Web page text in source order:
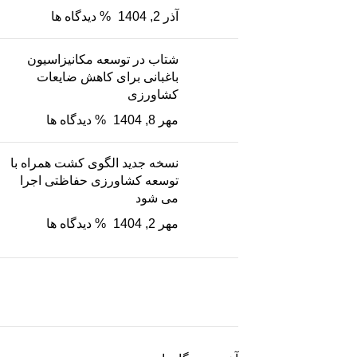
آذر 2, 1404 % دیدگاه ها
شتاب در توسعه مکانیزاسیون
باغبانی برای کاهش ضایعات
کشاورزی
مهر 8, 1404
% دیدگاه ها
نسخه جدید الگوی کشت همراه با
توسعه کشاورزی حفاظتی اجرا
می شود
مهر 2, 1404
% دیدگاه ها